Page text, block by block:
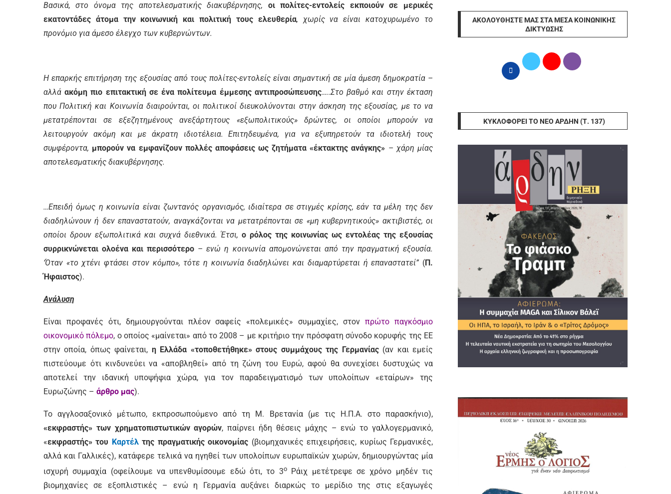
Βασικά, στο όνομα της αποτελεσματικής διακυβέρνησης, οι πολίτες-εντολείς εκποιούν σε μερικές
εκατοντάδες άτομα την κοινωνική και πολιτική τους ελευθερία, χωρίς να είναι κατοχυρωμένο το
προνόμιο για άμεσο έλεγχο των κυβερνώντων.
Η επαρκής επιτήρηση της εξουσίας από τους πολίτες-εντολείς είναι σημαντική σε μία άμεση δημοκρατία –
αλλάακόμη πιο επιτακτική σε ένα πολίτευμα έμμεσης αντιπροσώπευσης…..Στο βαθμό και στην έκταση
που Πολιτική και Κοινωνία διαιρούνται, οι πολιτικοί διευκολύνονται στην άσκηση της εξουσίας, με το να
μετατρέπονται σε εξεζητημένους ανεξάρτητους «εξωπολιτικούς» δρώντες, οι οποίοι μπορούν να
λειτουργούν ακόμη και με άκρατη ιδιοτέλεια. Επιτηδευμένα, για να εξυπηρετούν τα ιδιοτελή τους
συμφέροντα, μπορούν να εμφανίζουν πολλές αποφάσεις ως ζητήματα «έκτακτης ανάγκης» – χάρη μίας
αποτελεσματικής διακυβέρνησης.
…Επειδή όμως η κοινωνία είναι ζωντανός οργανισμός, ιδιαίτερα σε στιγμές κρίσης, εάν τα μέλη της δεν
διαδηλώνουν ή δεν επαναστατούν, αναγκάζονται να μετατρέπονται σε «μη κυβερνητικούς» ακτιβιστές, οι
οποίοι δρουν εξωπολιτικά και συχνά διεθνικά. Έτσι, ο ρόλος της κοινωνίας ως εντολέας της εξουσίας
συρρικνώνεται ολοένα και περισσότερο – ενώ η κοινωνία απομονώνεται από την πραγματική εξουσία.
‘Όταν «το χτένι φτάσει στον κόμπο», τότε η κοινωνία διαδηλώνει και διαμαρτύρεται ή επαναστατεί” (Π.
Ήφαιστος).
Ανάλυση
Είναι προφανές ότι, δημιουργούνται πλέον σαφείς «πολεμικές» συμμαχίες, στονπρώτο παγκόσμιο
οικονομικό πόλεμο, ο οποίος «μαίνεται» από το 2008 – με κριτήριο την πρόσφατη σύνοδο κορυφής της ΕΕ
στην οποία, όπως φαίνεται, η Ελλάδα «τοποθετήθηκε» στους συμμάχους της Γερμανίας(αν και εμείς
πιστεύουμε ότι κινδυνεύει να «αποβληθεί» από τη ζώνη του Ευρώ, αφού θα συνεχίσει δυστυχώς να
αποτελεί την ιδανική υποψήφια χώρα, για τον παραδειγματισμό των υπολοίπων «εταίρων» της
Ευρωζώνης – άρθρο μας).
Το αγγλοσαξονικό μέτωπο, εκπροσωπούμενο από τη Μ. Βρετανία (με τις Η.Π.Α. στο παρασκήνιο),
«εκφραστής» των χρηματοπιστωτικών αγορών, παίρνει ήδη θέσεις μάχης – ενώ το γαλλογερμανικό,
«εκφραστής» του Καρτέλτης πραγματικής οικονομίας (βιομηχανικές επιχειρήσεις, κυρίως Γερμανικές,
αλλά και Γαλλικές), κατάφερε τελικά να ηγηθεί των υπολοίπων ευρωπαϊκών χωρών, δημιουργώντας μία
ισχυρή συμμαχία (οφείλουμε να υπενθυμίσουμε εδώ ότι, το 3οΡάιχ μετέτρεψε σε χρόνο μηδέν τις
βιομηχανίες σε εξοπλιστικές – ενώ η Γερμανία αυξάνει διαρκώς το μερίδιο της στις εξαγωγές
ΑΚΟΛΟΥΘΉΣΤΕ ΜΑΣ ΣΤΑ ΜΈΣΑ ΚΟΙΝΩΝΙΚΉΣ
ΔΙΚΤΎΩΣΗΣ
ΚΥΚΛΟΦΟΡΕΊ ΤΟ ΝΈΟ ΆΡΔΗΝ (Τ. 137)